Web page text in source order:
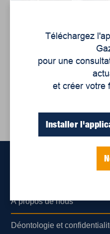
Pour le droit des
femmes au
Téléchargez
pour une
et créer votre
Installer
À propos de nous
Déontologie et